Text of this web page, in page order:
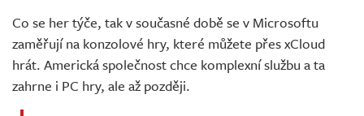
Co se her týče, tak v současné době se v Microsoftu
zaměřují na konzolové hry, které můžete přes xCloud
hrát. Americká společnost chce komplexní službu a ta
zahrne i PC hry, ale až později.